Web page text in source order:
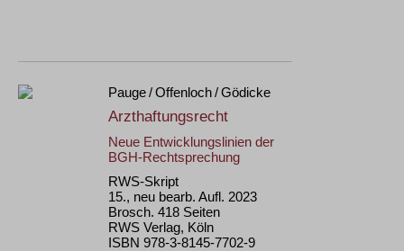
Pauge / Offenloch / Gödicke
Arzthaftungsrecht
Neue Entwicklungslinien der
BGH-Rechtsprechung
RWS-Skript
15., neu bearb. Aufl. 2023
Brosch. 418 Seiten
RWS Verlag, Köln
ISBN 978-3-8145-7702-9